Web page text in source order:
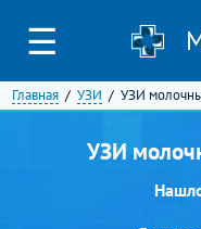
☰
Главная УЗИ УЗИ
УЗИ